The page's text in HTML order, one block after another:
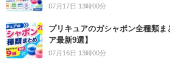
07月17日 13時00分
プリキュアのガシャポン全種類
ア最新9選】
07月16日 13時00分